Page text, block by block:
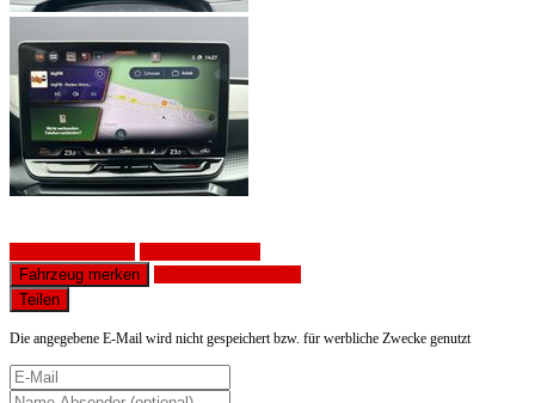
Fahrzeug merken
Teilen
Die angegebene E-Mail wird nicht gespeichert bzw. für werbliche Zwecke genutzt